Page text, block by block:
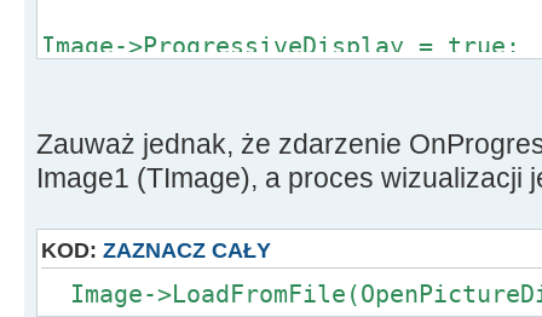
Image->ProgressiveDisplay = true;
--------------------
TProgressStage Stage,
BYTE PercentDone, bool
const AnsiString Msg)
Zauważ jednak, że zdarzenie
Image1 (TImage), a proces wizualizacji
KOD: ZAZNACZ CAŁY
Image-